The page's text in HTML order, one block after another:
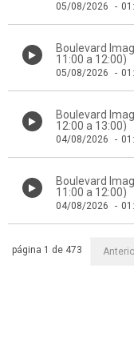
05/08/2026 -
Boulevard
11:00 a 12:00)
05/08/2026 -
Boulevard
12:00 a 13:00)
04/08/2026 -
Boulevard
11:00 a 12:00)
04/08/2026 -
página 1 de 473